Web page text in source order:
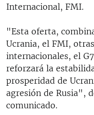
Internacional, FMI.
"Esta oferta,
Ucrania, el FMI,
internacionales, el
reforzará la
prosperidad de
agresión de Rusia",
comunicado.